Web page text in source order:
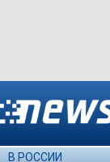
В РОССИИ